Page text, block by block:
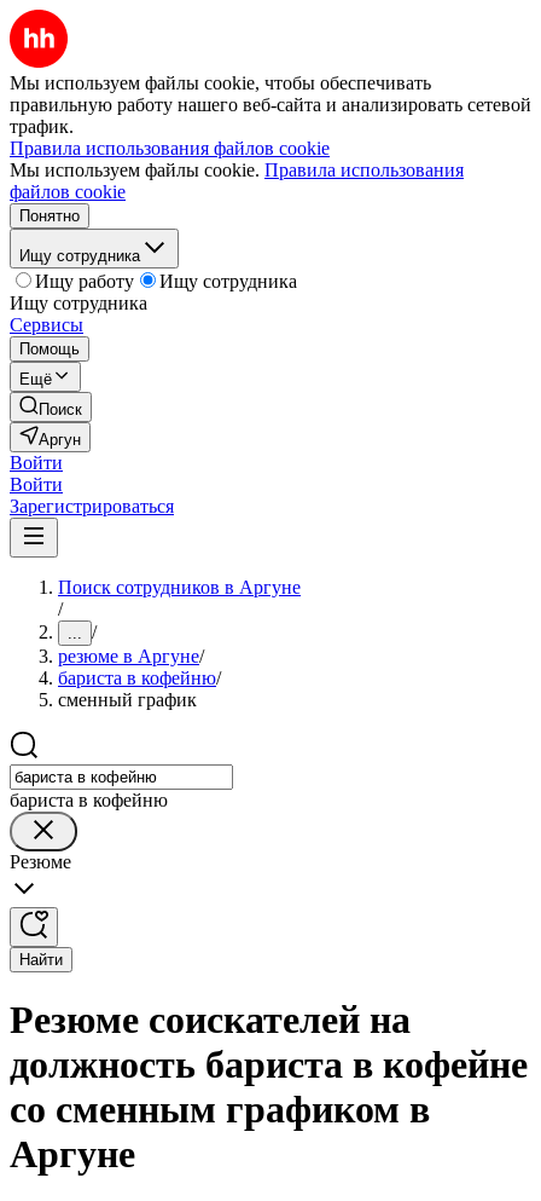
Мы используем файлы cookie, чтобы обеспечивать
правильную работу нашего веб-сайта и анализировать сетевой
трафик.
Правила использования файлов cookie
Мы используем файлы cookie. Правила использования
файлов cookie
Понятно
Ищу сотрудника
Ищу работу
Ищу сотрудника
Ищу сотрудника
Сервисы
Помощь
Ещё
Поиск
Аргун
Войти
Войти
Зарегистрироваться
Поиск сотрудников в Аргуне
/
... /
резюме в Аргуне/
бариста в кофейню/
сменный график
бариста в кофейню
Резюме
Найти
Резюме соискателей на
должность бариста в кофейне
со сменным графиком в
Аргуне